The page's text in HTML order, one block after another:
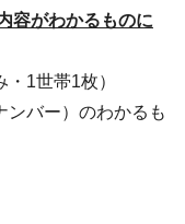
容がわかるものに
1世帯1枚）
バー）のわかるも